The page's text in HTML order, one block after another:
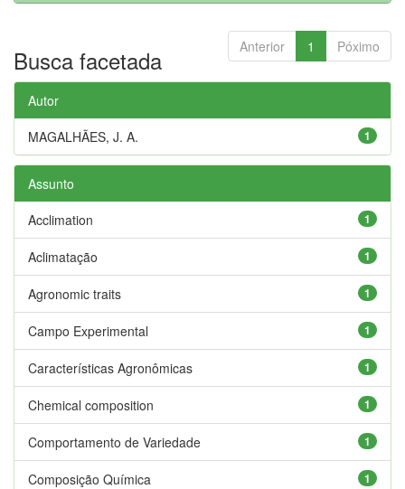
Anterior 1 Póximo
Busca facetada
Autor
1
MAGALHÃES, J. A.
Assunto
1
Acclimation
1
Aclimatação
1
Agronomic traits
1
Campo Experimental
1
Características Agronômicas
1
Chemical composition
1
Comportamento de Variedade
1
Composição Química